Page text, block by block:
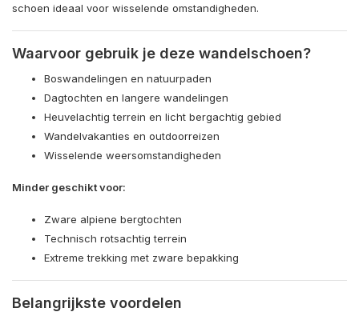
schoen ideaal voor wisselende omstandigheden.
Waarvoor gebruik je deze wandelschoen?
Boswandelingen en natuurpaden
Dagtochten en langere wandelingen
Heuvelachtig terrein en licht bergachtig gebied
Wandelvakanties en outdoorreizen
Wisselende weersomstandigheden
Minder geschikt voor:
Zware alpiene bergtochten
Technisch rotsachtig terrein
Extreme trekking met zware bepakking
Belangrijkste voordelen